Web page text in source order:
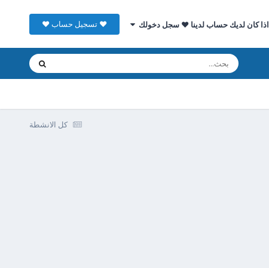
اذا كان لديك حساب لدينا ♥ سجل دخولك ♥ تسجيل حساب ♥
كل الانشطة